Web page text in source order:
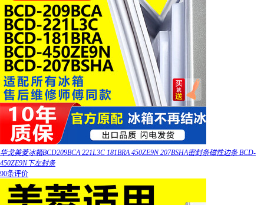
华戈美菱冰箱BCD209BCA 221L3C 181BRA 450ZE9N 207BSHA密封条磁性边条 BCD-
450ZE9N下左封条
90条评价